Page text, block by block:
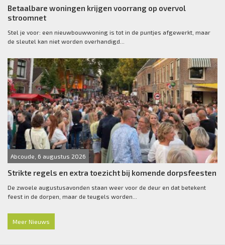
Betaalbare woningen krijgen voorrang op overvol
stroomnet
Stel je voor: een nieuwbouwwoning is tot in de puntjes afgewerkt, maar
de sleutel kan niet worden overhandigd...
Abcoude, 6 augustus 2026
Strikte regels en extra toezicht bij komende dorpsfeesten
De zwoele augustusavonden staan weer voor de deur en dat betekent
feest in de dorpen, maar de teugels worden...
Meer Nieuws